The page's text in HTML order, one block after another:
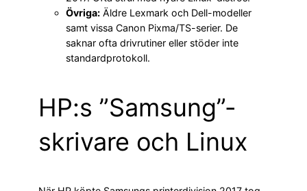
Övriga: Äldre Lexmark och Dell-modeller
samt vissa Canon Pixma/TS-serier. De
saknar ofta drivrutiner eller stöder inte
standardprotokoll.
HP:s ”Samsung”-
skrivare och Linux